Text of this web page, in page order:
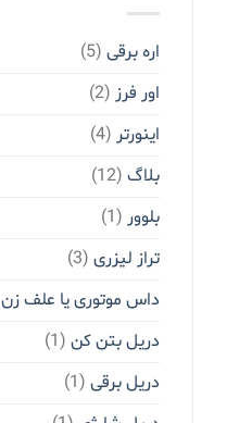
اره برقی (5)
اور فرز (2)
اینورتر (4)
بلاگ (12)
بلوور (1)
تراز لیزری (3)
داس موتوری یا علف زن
دریل بتن کن (1)
دریل برقی (1)